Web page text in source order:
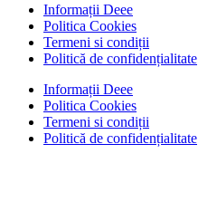
Informații Deee
Politica Cookies
Termeni si condiții
Politică de confidențialitate
Informații Deee
Politica Cookies
Termeni si condiții
Politică de confidențialitate